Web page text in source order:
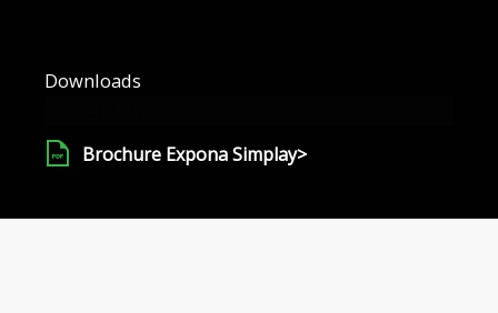
Downloads
Brochure Expona Simplay>